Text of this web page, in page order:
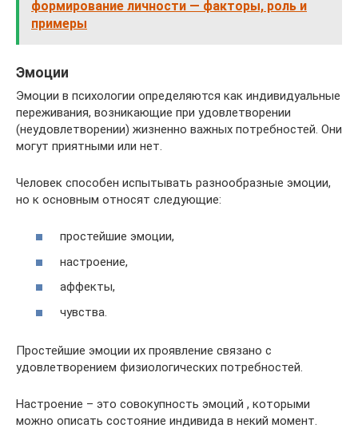
формирование личности — факторы, роль и
примеры
Эмоции
Эмоции в психологии определяются как индивидуальные
переживания, возникающие при удовлетворении
(неудовлетворении) жизненно важных потребностей. Они
могут приятными или нет.
Человек способен испытывать разнообразные эмоции,
но к основным относят следующие:
простейшие эмоции,
настроение,
аффекты,
чувства.
Простейшие эмоции их проявление связано с
удовлетворением физиологических потребностей.
Настроение – это совокупность эмоций , которыми
можно описать состояние индивида в некий момент.